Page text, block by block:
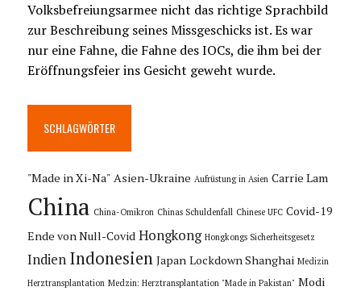
Volksbefreiungsarmee nicht das richtige Sprachbild
zur Beschreibung seines Missgeschicks ist. Es war
nur eine Fahne, die Fahne des IOCs, die ihm bei der
Eröffnungsfeier ins Gesicht geweht wurde.
SCHLAGWÖRTER
"Made in Xi-Na" Asien-Ukraine Aufrüstung in Asien Carrie Lam
China China-Omikron Chinas Schuldenfall Chinese UFC Covid-19
Ende von Null-Covid Hongkong Hongkongs Sicherheitsgesetz
Indien Indonesien Japan Lockdown Shanghai Medizin
Herztransplantation Medzin: Herztransplantation "Made in Pakistan" Modi